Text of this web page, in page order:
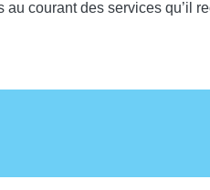
courant des services qu’il